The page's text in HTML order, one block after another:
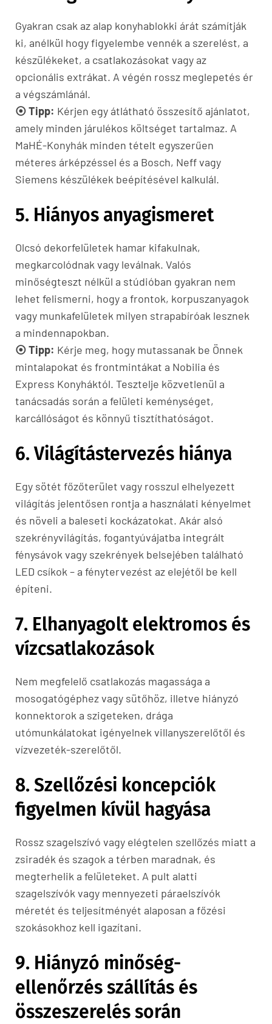
Gyakran csak az alap konyhablokki árát számítják
ki, anélkül hogy figyelembe vennék a szerelést, a
készülékeket, a csatlakozásokat vagy az
opcionális extrákat. A végén rossz meglepetés ér
a végszámlánál.
⦿ Tipp: Kérjen egy átlátható összesítő ajánlatot,
amely minden járulékos költséget tartalmaz. A
MaHÉ-Konyhák minden tételt egyszerűen
méteres árképzéssel és a Bosch, Neff vagy
Siemens készülékek beépítésével kalkulál.
5. Hiányos anyagismeret
Olcsó dekorfelületek hamar kifakulnak,
megkarcolódnak vagy leválnak. Valós
minőségteszt nélkül a stúdióban gyakran nem
lehet felismerni, hogy a frontok, korpuszanyagok
vagy munkafelületek milyen strapabíróak lesznek
a mindennapokban.
⦿ Tipp: Kérje meg, hogy mutassanak be Önnek
mintalapokat és frontmintákat a Nobilia és
Express Konyháktól. Tesztelje közvetlenül a
tanácsadás során a felületi keménységet,
karcállóságot és könnyű tisztíthatóságot.
6. Világítástervezés hiánya
Egy sötét főzőterület vagy rosszul elhelyezett
világítás jelentősen rontja a használati kényelmet
és növeli a baleseti kockázatokat. Akár alsó
szekrényvilágítás, fogantyúvájatba integrált
fénysávok vagy szekrények belsejében található
LED csíkok – a fénytervezést az elejétől be kell
építeni.
7. Elhanyagolt elektromos és
vízcsatlakozások
Nem megfelelő csatlakozás magassága a
mosogatógéphez vagy sütőhöz, illetve hiányzó
konnektorok a szigeteken, drága
utómunkálatokat igényelnek villanyszerelőtől és
vízvezeték-szerelőtől.
8. Szellőzési koncepciók
figyelmen kívül hagyása
Rossz szagelszívó vagy elégtelen szellőzés miatt a
zsiradék és szagok a térben maradnak, és
megterhelik a felületeket. A pult alatti
szagelszívók vagy mennyezeti páraelszívók
méretét és teljesítményét alaposan a főzési
szokásokhoz kell igazítani.
9. Hiányzó minőség-
ellenőrzés szállítás és
összeszerelés során